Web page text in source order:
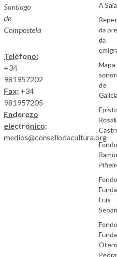
Santiago
de
Compostela
Teléfono:
+34
981957202
Fax: +34
981957205
Enderezo
electrónico:
medios@consellodacultura.org
A Saia
da
da
Mapa
de
Fondo
Fondo
Luís
Fondo
Otero